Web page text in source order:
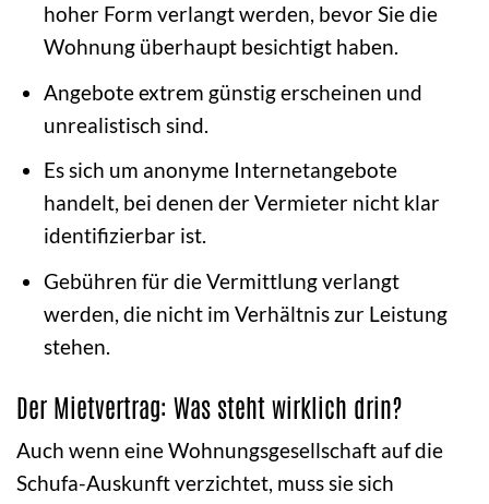
hoher Form verlangt werden, bevor Sie die
Wohnung überhaupt besichtigt haben.
Angebote extrem günstig erscheinen und
unrealistisch sind.
Es sich um anonyme Internetangebote
handelt, bei denen der Vermieter nicht klar
identifizierbar ist.
Gebühren für die Vermittlung verlangt
werden, die nicht im Verhältnis zur Leistung
stehen.
Der Mietvertrag: Was steht wirklich drin?
Auch wenn eine Wohnungsgesellschaft auf die
Schufa-Auskunft verzichtet, muss sie sich